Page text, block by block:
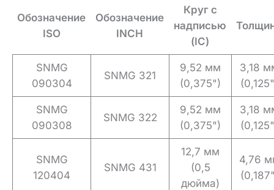
Обозначение
ISO
Обозначение
INCH
Круг с
надписью
(IC)
SNMG
090304
SNMG 321
9,52 мм
(0,375")
3,18
SNMG
090308
SNMG 322
9,52 мм
(0,375")
3,18
SNMG
120404
SNMG 431
12,7 мм
(0,5
дюйма)
4,76